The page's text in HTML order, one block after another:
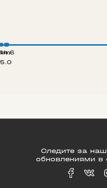
5.0
14.6
Следите за
обновлениями в